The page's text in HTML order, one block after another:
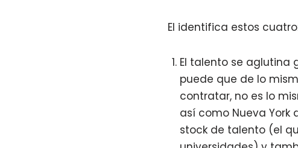
El identifica estos
El talento se aglutina
puede que de lo
contratar, no es lo
así como Nueva
stock de talento (el